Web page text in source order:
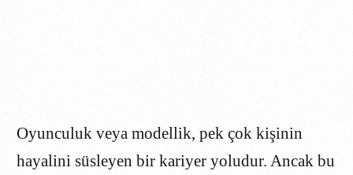
Oyunculuk veya modellik, pek çok kişinin
hayalini süsleyen bir kariyer yoludur. Ancak bu